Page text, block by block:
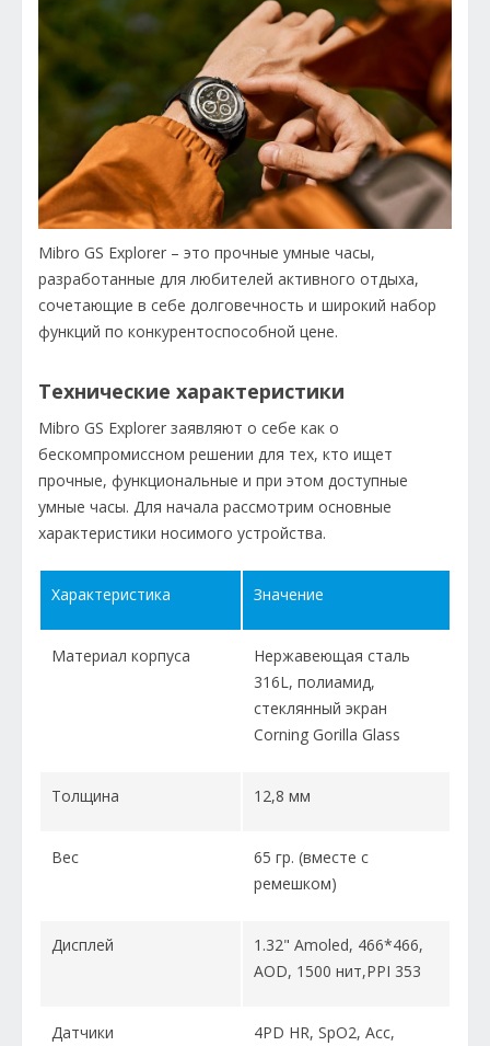
Mibro GS Explorer – это прочные умные часы,
разработанные для любителей активного отдыха,
сочетающие в себе долговечность и широкий набор
функций по конкурентоспособной цене.
Технические характеристики
Mibro GS Explorer заявляют о себе как о
бескомпромиссном решении для тех, кто ищет
прочные, функциональные и при этом доступные
умные часы. Для начала рассмотрим основные
характеристики носимого устройства.
Характеристика Значение
Материал корпуса
Нержавеющая сталь
316L, полиамид,
стеклянный экран
Corning Gorilla Glass
Толщина 12,8 мм
Вес
65 гр. (вместе с
ремешком)
Дисплей
1.32" Amoled, 466*466,
AOD, 1500 нит,PPI 353
Датчики
4PD HR, SpO2, Acc,